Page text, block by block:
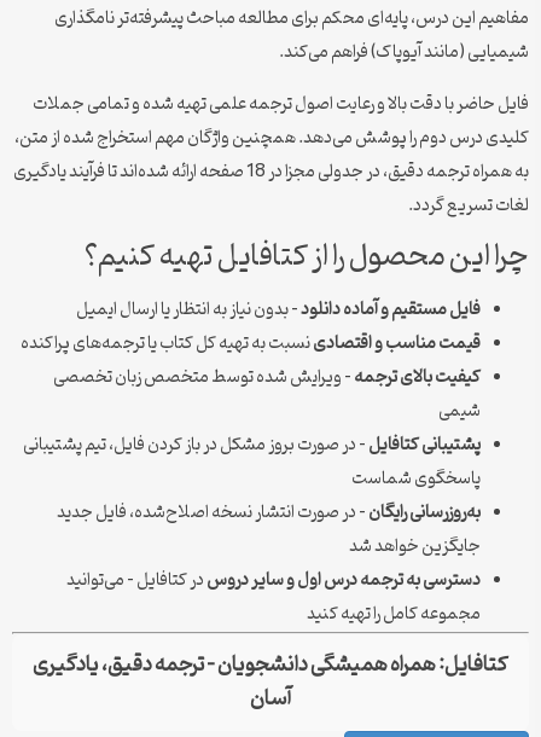
مفاهیم این درس، پایه‌ای محکم برای مطالعه مباحث پیشرفته‌تر نامگذاری
شیمیایی (مانند آیوپاک) فراهم می‌کند.
فایل حاضر با دقت بالا و رعایت اصول ترجمه علمی تهیه شده و تمامی جملات
کلیدی درس دوم را پوشش می‌دهد. همچنین واژگان مهم استخراج شده از متن،
به همراه ترجمه دقیق، در جدولی مجزا در 18 صفحه ارائه شده‌اند تا فرآیند یادگیری
لغات تسریع گردد.
چرا این محصول را از کتافایل تهیه کنیم؟
فایل مستقیم و آماده دانلود– بدون نیاز به انتظار یا ارسال ایمیل
قیمت مناسب و اقتصادینسبت به تهیه کل کتاب یا ترجمه‌های پراکنده
کیفیت بالای ترجمه– ویرایش شده توسط متخصص زبان تخصصی
شیمی
پشتیبانی کتافایل– در صورت بروز مشکل در باز کردن فایل، تیم پشتیبانی
پاسخگوی شماست
به‌روزرسانی رایگان– در صورت انتشار نسخه اصلاح‌شده، فایل جدید
جایگزین خواهد شد
دسترسی به ترجمه درس اول و سایر دروسدر کتافایل – می‌توانید
مجموعه کامل را تهیه کنید
کتافایل: همراه همیشگی دانشجویان – ترجمه دقیق، یادگیری
آسان